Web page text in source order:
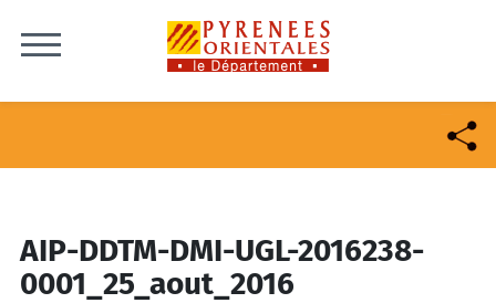
AIP-DDTM-DMI-UGL-2016238-
0001_25_aout_2016